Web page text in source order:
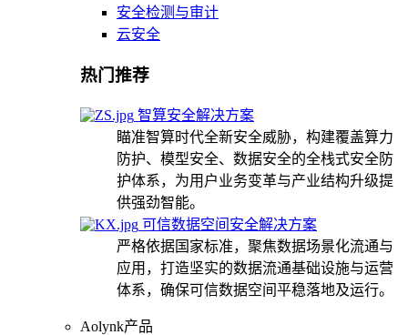
安全检测与审计
云安全
热门推荐
智算安全解决方案
瞄准智算时代全新安全威胁，构建覆盖算力
防护、模型安全、数据安全的全栈式安全防
护体系，为用户业务变革与产业结构升级提
供强劲智能。
可信数据空间安全解决方案
严格依据国家标准，聚焦数据场景化流通与
应用，打造坚实的数据流通基础设施与运营
体系，确保可信数据空间平稳落地及运行。
Aolynk产品